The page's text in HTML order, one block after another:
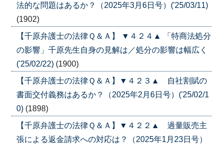
法的な問題はあるか？（2025年3月6日号）('25/03/11)
(1902)
【千原弁護士の法律Ｑ＆Ａ】 ▼４２４▲ 「特商法処分
の影響」千原先生自身の見解は／処分の影響は幅広く
('25/02/22) (1900)
【千原弁護士の法律Ｑ＆Ａ】▼４２３▲ 自社割賦の
書面交付義務はあるか？（2025年2月6日号）('25/02/1
0) (1898)
【千原弁護士の法律Ｑ＆Ａ】▼４２２▲ 過量販売主
張による返金請求への対応は？（2025年1月23日号）